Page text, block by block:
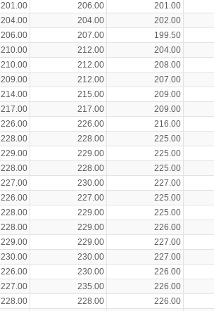
201.00 206.00
201.00
204.00 204.00
202.00
206.00 207.00
199.50
210.00 212.00
204.00
210.00 212.00
208.00
209.00 212.00
207.00
214.00 215.00
209.00
217.00 217.00
209.00
226.00 226.00
216.00
228.00 228.00
225.00
229.00 229.00
225.00
228.00 228.00
225.00
227.00 230.00
227.00
226.00 227.00
225.00
228.00 229.00
225.00
228.00 229.00
226.00
229.00 229.00
227.00
230.00 230.00
227.00
226.00 230.00
226.00
227.00 235.00
226.00
228.00 228.00 226.00